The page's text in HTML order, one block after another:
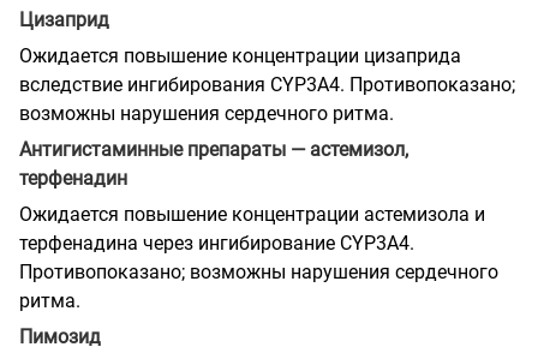
Цизаприд
Ожидается повышение концентрации цизаприда
вследствие ингибирования CYP3A4. Противопоказано;
возможны нарушения сердечного ритма.
Антигистаминные препараты — астемизол,
терфенадин
Ожидается повышение концентрации астемизола и
терфенадина через ингибирование CYP3A4.
Противопоказано; возможны нарушения сердечного
ритма.
Пимозид